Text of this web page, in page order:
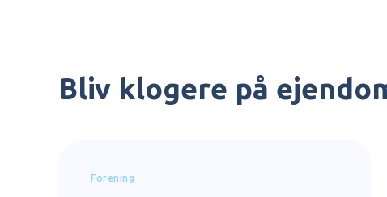
Bliv klogere på
Forening